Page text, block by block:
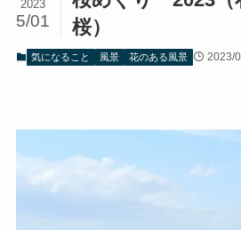
桜）
2023
5/01
気になること 風景 花のある風景 2023/